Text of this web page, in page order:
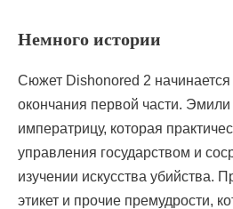
Немного истории
Сюжет Dishonored 2 начинается
окончания первой части. Эмили
императрицу, которая
управления государством и
изучении искусства убийства.
этикет и прочие премудрости,